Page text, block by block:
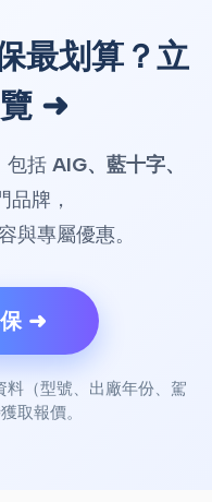
最划算？立
➜
包括 AIG、藍十字、
品牌，
與專屬優惠。
➜
料（型號、出廠年份、駕
取報價。